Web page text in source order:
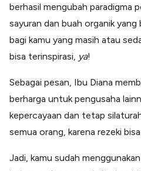
berhasil mengubah paradigma
sayuran dan buah organik
bagi kamu yang masih atau
bisa terinspirasi, ya!
Sebagai pesan, Ibu Diana
berharga untuk pengusaha
kepercayaan dan tetap
semua orang, karena rezeki
Jadi, kamu sudah